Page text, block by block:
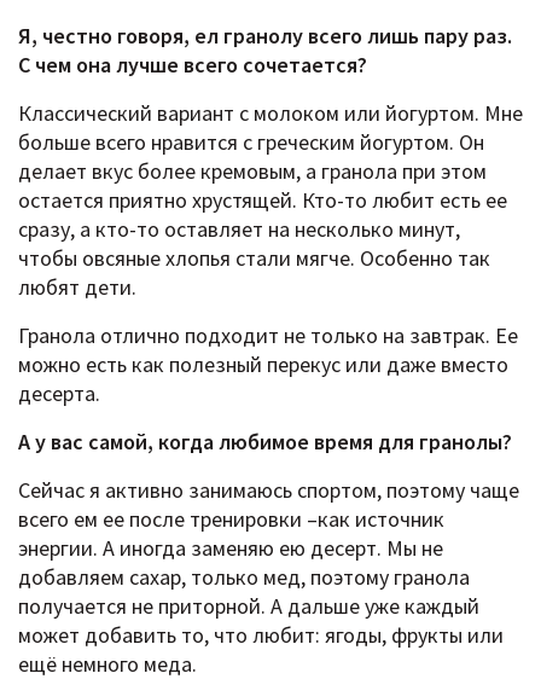
Я, честно говоря, ел гранолу всего лишь пару раз.
С чем она лучше всего сочетается?
Классический вариант с молоком или йогуртом. Мне
больше всего нравится с греческим йогуртом. Он
делает вкус более кремовым, а гранола при этом
остается приятно хрустящей. Кто-то любит есть ее
сразу, а кто-то оставляет на несколько минут,
чтобы овсяные хлопья стали мягче. Особенно так
любят дети.
Гранола отлично подходит не только на завтрак. Ее
можно есть как полезный перекус или даже вместо
десерта.
А у вас самой, когда любимое время для гранолы?
Сейчас я активно занимаюсь спортом, поэтому чаще
всего ем ее после тренировки –как источник
энергии. А иногда заменяю ею десерт. Мы не
добавляем сахар, только мед, поэтому гранола
получается не приторной. А дальше уже каждый
может добавить то, что любит: ягоды, фрукты или
ещё немного меда.